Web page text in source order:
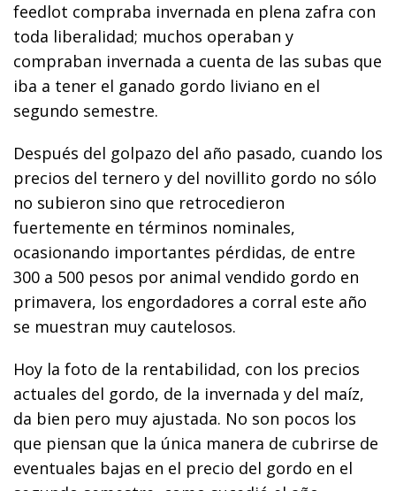
feedlot compraba invernada en plena zafra con
toda liberalidad; muchos operaban y
compraban invernada a cuenta de las subas que
iba a tener el ganado gordo liviano en el
segundo semestre.
Después del golpazo del año pasado, cuando los
precios del ternero y del novillito gordo no sólo
no subieron sino que retrocedieron
fuertemente en términos nominales,
ocasionando importantes pérdidas, de entre
300 a 500 pesos por animal vendido gordo en
primavera, los engordadores a corral este año
se muestran muy cautelosos.
Hoy la foto de la rentabilidad, con los precios
actuales del gordo, de la invernada y del maíz,
da bien pero muy ajustada. No son pocos los
que piensan que la única manera de cubrirse de
eventuales bajas en el precio del gordo en el